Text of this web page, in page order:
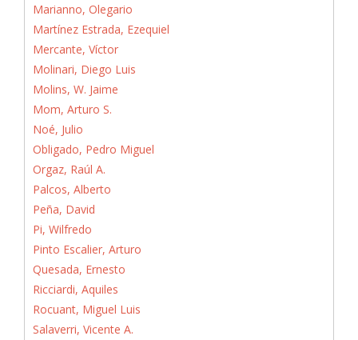
Marianno, Olegario
Martínez Estrada, Ezequiel
Mercante, Víctor
Molinari, Diego Luis
Molins, W. Jaime
Mom, Arturo S.
Noé, Julio
Obligado, Pedro Miguel
Orgaz, Raúl A.
Palcos, Alberto
Peña, David
Pi, Wilfredo
Pinto Escalier, Arturo
Quesada, Ernesto
Ricciardi, Aquiles
Rocuant, Miguel Luis
Salaverri, Vicente A.